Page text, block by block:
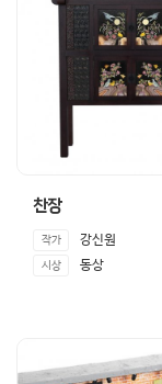
찬장
작가 강신원
시상 동상